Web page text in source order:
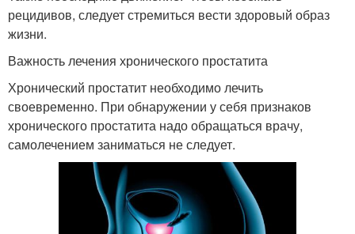
рецидивов, следует стремиться вести здоровый образ
жизни.
Важность лечения хронического простатита
Хронический простатит необходимо лечить
своевременно. При обнаружении у себя признаков
хронического простатита надо обращаться врачу,
самолечением заниматься не следует.